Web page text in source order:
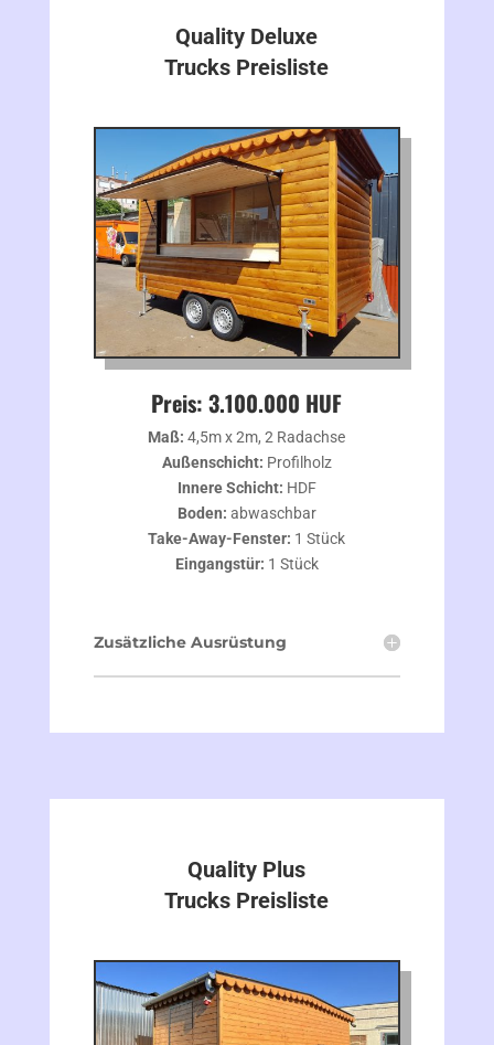
Quality Deluxe
Trucks Preisliste
Preis: 3.100.000 HUF
Maß: 4,5m x 2m, 2 Radachse
Außenschicht: Profilholz
Innere Schicht: HDF
Boden: abwaschbar
Take-Away-Fenster: 1 Stück
Eingangstür: 1 Stück
Zusätzliche Ausrüstung
Quality Plus
Trucks Preisliste